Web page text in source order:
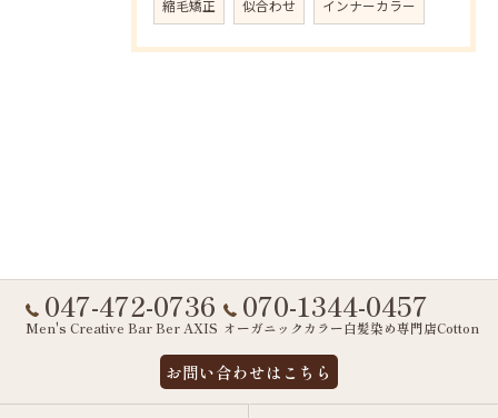
縮毛矯正 似合わせ インナーカラー
047-472-0736
Men's Creative Bar Ber AXIS
070-1344-0457
オーガニックカラー白髪染め専門店Cotton
お問い合わせはこちら